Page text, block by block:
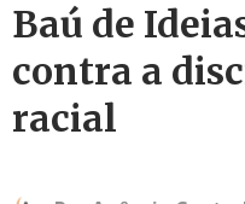
Baú de
contra a
racial